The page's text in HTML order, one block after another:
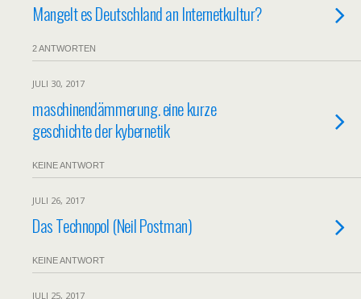
Mangelt es Deutschland an Internetkultur?
2 ANTWORTEN
JULI 30, 2017
maschinendämmerung. eine kurze
geschichte der kybernetik
KEINE ANTWORT
JULI 26, 2017
Das Technopol (Neil Postman)
KEINE ANTWORT
JULI 25, 2017